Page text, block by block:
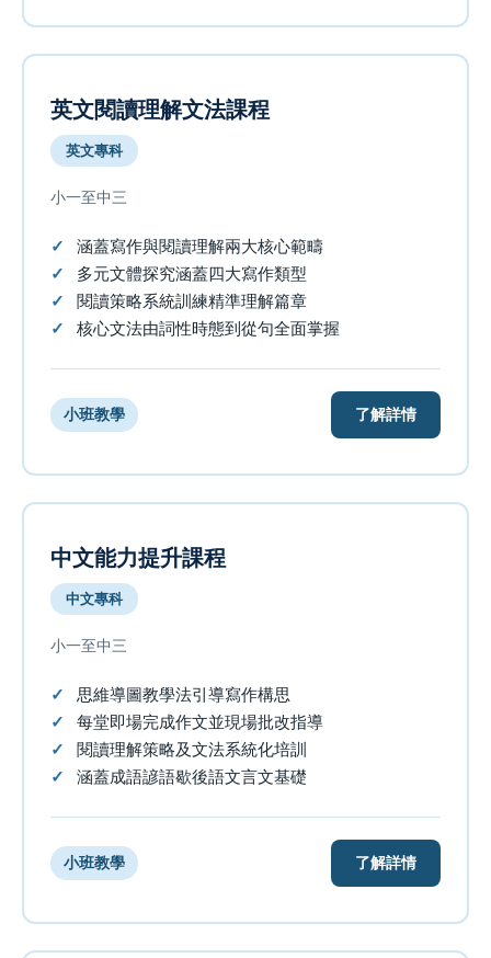
英文閱讀理解文法課程
英文專科
小一至中三
涵蓋寫作與閱讀理解兩大核心範疇
多元文體探究涵蓋四大寫作類型
閱讀策略系統訓練精準理解篇章
核心文法由詞性時態到從句全面掌握
小班教學 了解詳情
中文能力提升課程
中文專科
小一至中三
思維導圖教學法引導寫作構思
每堂即場完成作文並現場批改指導
閱讀理解策略及文法系統化培訓
涵蓋成語諺語歇後語文言文基礎
小班教學 了解詳情